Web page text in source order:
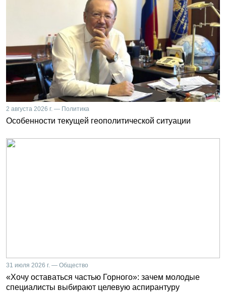
2 августа 2026 г. — Политика
Особенности текущей геополитической ситуации
31 июля 2026 г. — Общество
«Хочу оставаться частью Горного»: зачем молодые
специалисты выбирают целевую аспирантуру